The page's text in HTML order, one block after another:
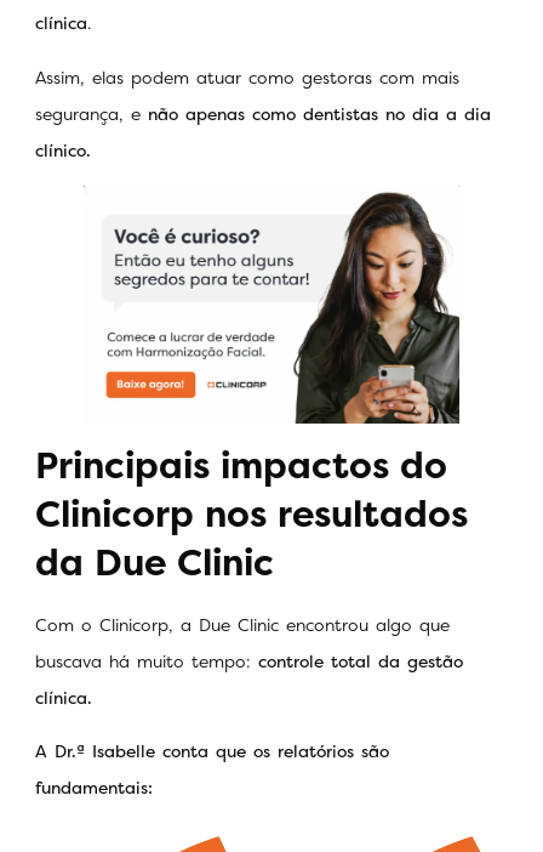
clínica.
Assim, elas podem atuar como gestoras com mais
segurança, e não apenas como dentistas no dia a dia
clínico.
Principais impactos do
Clinicorp nos resultados
da Due Clinic
Com o Clinicorp, a Due Clinic encontrou algo que
buscava há muito tempo: controle total da gestão
clínica.
A Dr.ª Isabelle conta que os relatórios são
fundamentais: